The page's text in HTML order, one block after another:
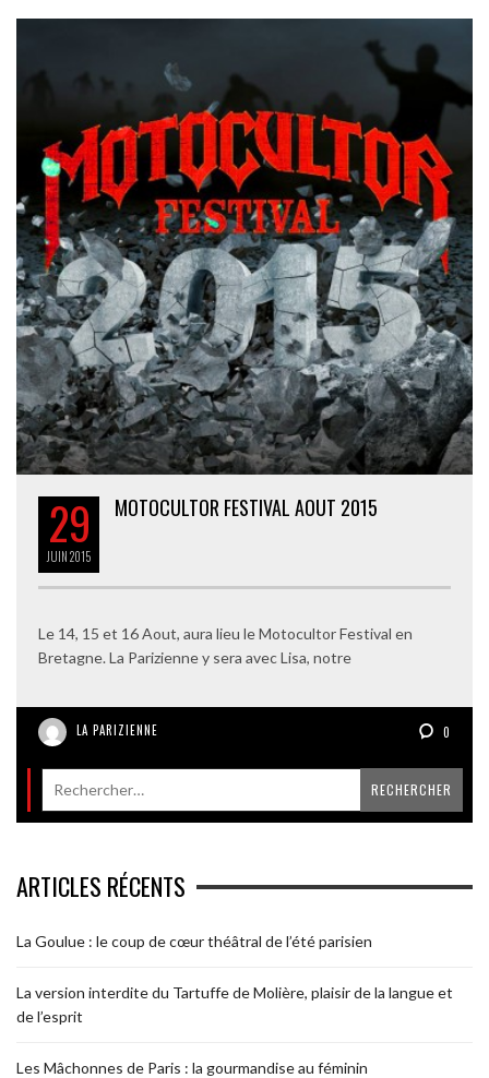
29
JUIN2015
MOTOCULTOR FESTIVAL AOUT 2015
Le 14, 15 et 16 Aout, aura lieu le Motocultor Festival en
Bretagne. La Parizienne y sera avec Lisa, notre
LA PARIZIENNE 0
ARTICLES RÉCENTS
La Goulue : le coup de cœur théâtral de l’été parisien
La version interdite du Tartuffe de Molière, plaisir de la langue et
de l’esprit
Les Mâchonnes de Paris : la gourmandise au féminin